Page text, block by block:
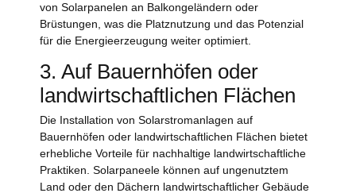
von Solarpanelen an Balkongeländern oder
Brüstungen, was die Platznutzung und das Potenzial
für die Energieerzeugung weiter optimiert.
3. Auf Bauernhöfen oder
landwirtschaftlichen Flächen
Die Installation von Solarstromanlagen auf
Bauernhöfen oder landwirtschaftlichen Flächen bietet
erhebliche Vorteile für nachhaltige landwirtschaftliche
Praktiken. Solarpaneele können auf ungenutztem
Land oder den Dächern landwirtschaftlicher Gebäude